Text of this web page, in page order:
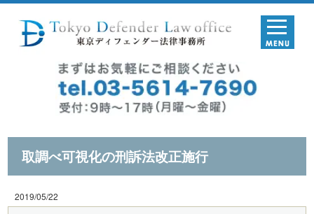
取調べ可視化の刑訴法改正施行
2019/05/22